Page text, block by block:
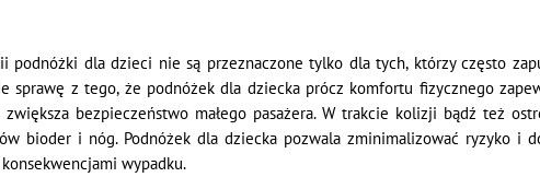
podnóżki dla dzieci nie są przeznaczone tylko dla tych, którzy często
sprawę z tego, że podnóżek dla dziecka prócz komfortu fizycznego
bezpieczeństwo małego pasażera. W trakcie kolizji bądź też
bioder i nóg. Podnóżek dla dziecka pozwala zminimalizować ryzyko i
wypadku.